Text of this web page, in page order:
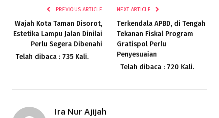
PREVIOUS ARTICLE
Wajah Kota Taman Disorot,
Estetika Lampu Jalan Dinilai
Perlu Segera Dibenahi
Telah dibaca : 735 Kali.
NEXT ARTICLE
Terkendala APBD, di Tengah
Tekanan Fiskal Program
Gratispol Perlu
Penyesuaian
Telah dibaca : 720 Kali.
Ira Nur Ajijah